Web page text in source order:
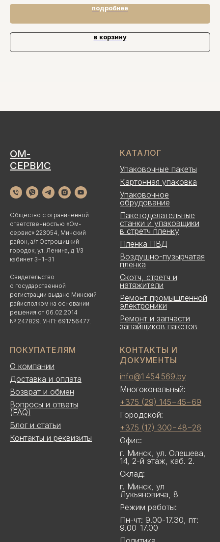
подробнее
в корзину
ОМ-
СЕРВИС
Общество с ограниченной
ответственностью «Ом-
сервис» 223054, Минский
район, а/г Острошицкий
городок, ул. Ленина, д 1/3
кабинет 3−1−31
Свидетельство
о государственной
регистрации выдано Минский
райисполком на основании
решения от 06.02.2014
№ 247829. УНП: 691756477.
КАТАЛОГ
Упаковочные пакеты
Картонная упаковка
Упаковочное
обрудование
Пакетоделательные
станки и упаковщики
в стретч пленку
Пленка ПВД
Воздушно-пузырчатая
пленка
Скотч, стретч и
натяжители
Ремонт промышленной
электроники
Ремонт и запчасти
запайщиков пакетов
ПОКУПАТЕЛЯМ
О компании
Доставка и оплата
Возврат и обмен
Вопросы и ответы
(FAQ)
Блог и статьи
Контакты и реквизиты
КОНТАКТЫ И
ДОКУМЕНТЫ
info@1 454 569.by
Многокональный:
+375 (29) 145−45−69
Городской:
+375 (17) 300−48−26
Офис:
г. Минск, ул. Олешева,
14, 2-й этаж, каб. 2.
Склад:
г. Минск, ул
Лукьяновича, 8
Режим работы:
Пн-чт: 9.00-17.30, пт:
9.00-17.00